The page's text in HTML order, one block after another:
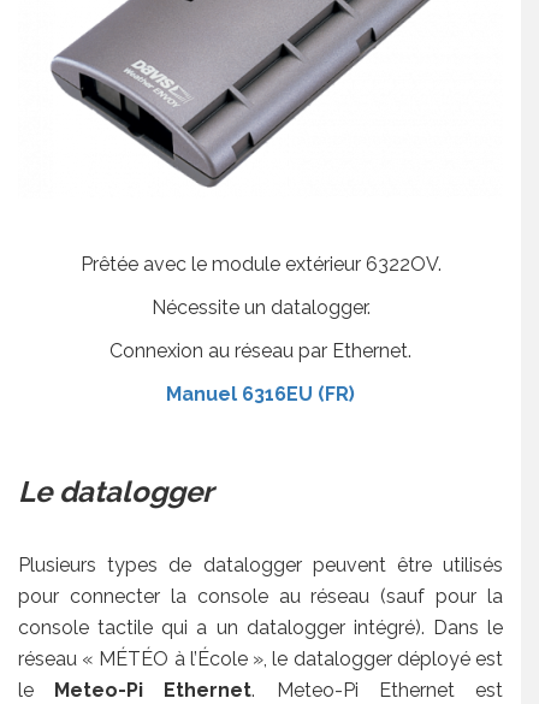
Prêtée avec le module extérieur 6322OV.
Nécessite un datalogger.
Connexion au réseau par Ethernet.
Manuel 6316EU (FR)
Le datalogger
Plusieurs types de datalogger peuvent être utilisés
pour connecter la console au réseau (sauf pour la
console tactile qui a un datalogger intégré). Dans le
réseau « MÉTÉO à l’École », le datalogger déployé est
le Meteo-Pi Ethernet. Meteo-Pi Ethernet est